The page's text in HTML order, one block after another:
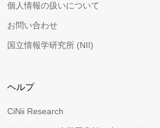
個人情報の扱いについて
お問い合わせ
国立情報学研究所 (NII)
ヘルプ
CiNii Research